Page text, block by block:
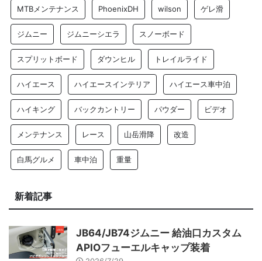
MTBメンテナンス PhoenixDH wilson ゲレ滑
ジムニー ジムニーシエラ スノーボード
スプリットボード ダウンヒル トレイルライド
ハイエース ハイエースインテリア ハイエース車中泊
ハイキング バックカントリー パウダー ビデオ
メンテナンス レース 山岳滑降 改造
白馬グルメ 車中泊 重量
新着記事
JB64/JB74ジムニー 給油口カスタム
APIOフューエルキャップ装着